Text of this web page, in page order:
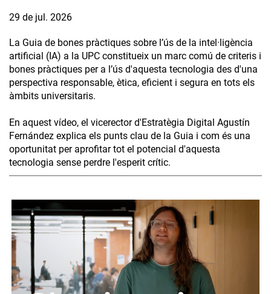
29 de jul. 2026
La Guia de bones pràctiques sobre l’ús de la intel·ligència
artificial (IA) a la UPC constitueix un marc comú de criteris i
bones pràctiques per a l’ús d'aquesta tecnologia des d'una
perspectiva responsable, ètica, eficient i segura en tots els
àmbits universitaris.
En aquest vídeo, el vicerector d'Estratègia Digital Agustín
Fernández explica els punts clau de la Guia i com és una
oportunitat per aprofitar tot el potencial d'aquesta
tecnologia sense perdre l'esperit crític.